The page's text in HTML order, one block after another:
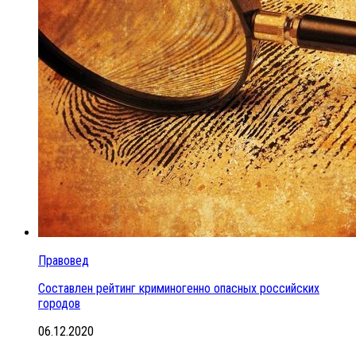
Правовед
Составлен рейтинг криминогенно опасных российских
городов
06.12.2020